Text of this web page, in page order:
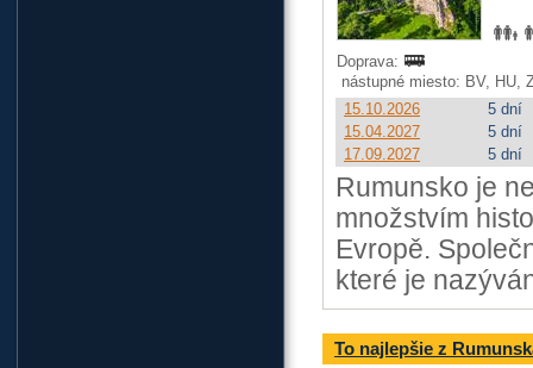
Doprava:
nástupné miesto: BV, HU,
15.10.2026
5 dní
15.04.2027
5 dní
17.09.2027
5 dní
Rumunsko je
množstvím
Evropě.
které je
To najlepšie z